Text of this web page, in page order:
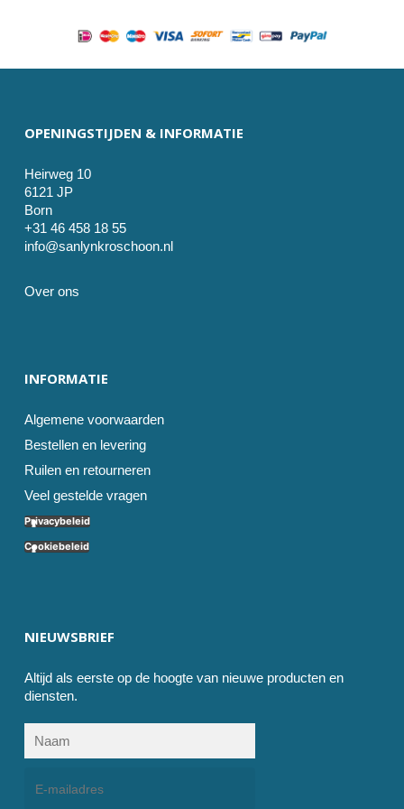
OPENINGSTIJDEN & INFORMATIE
Heirweg 10
6121 JP
Born
+31 46 458 18 55
info@sanlynkroschoon.nl
Over ons
INFORMATIE
Algemene voorwaarden
Bestellen en levering
Ruilen en retourneren
Veel gestelde vragen
Privacybeleid
Cookiebeleid
NIEUWSBRIEF
Altijd als eerste op de hoogte van nieuwe producten en
diensten.